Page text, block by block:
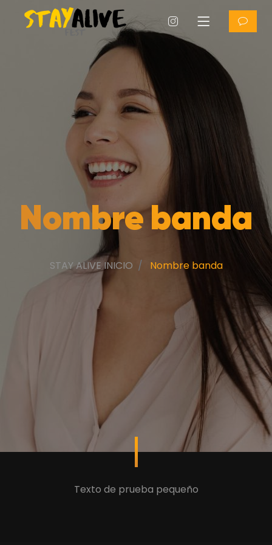
Nombre banda
STAY ALIVE INICIO Nombre banda
Texto de prueba pequeño